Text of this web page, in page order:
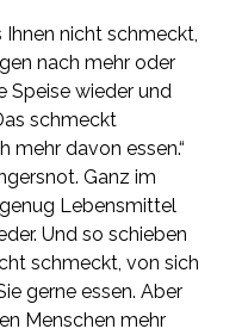
nicht schmeckt,
nach mehr oder
Speise wieder und
schmeckt
mehr davon essen.“
Ganz im
Lebensmittel
Und so schieben
schmeckt, von sich
gerne essen. Aber
Menschen mehr